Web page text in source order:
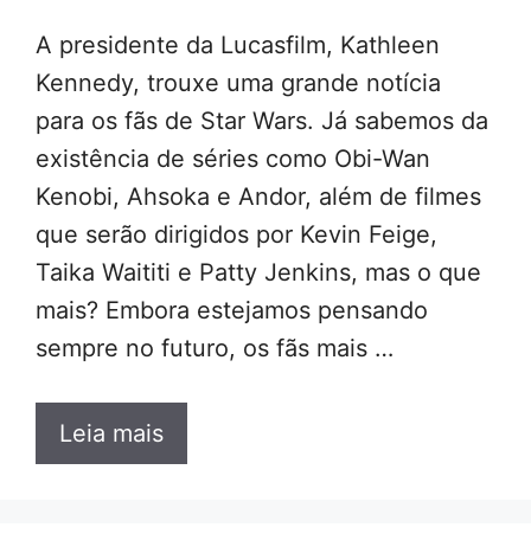
A presidente da Lucasfilm, Kathleen
Kennedy, trouxe uma grande notícia
para os fãs de Star Wars. Já sabemos da
existência de séries como Obi-Wan
Kenobi, Ahsoka e Andor, além de filmes
que serão dirigidos por Kevin Feige,
Taika Waititi e Patty Jenkins, mas o que
mais? Embora estejamos pensando
sempre no futuro, os fãs mais …
Leia mais